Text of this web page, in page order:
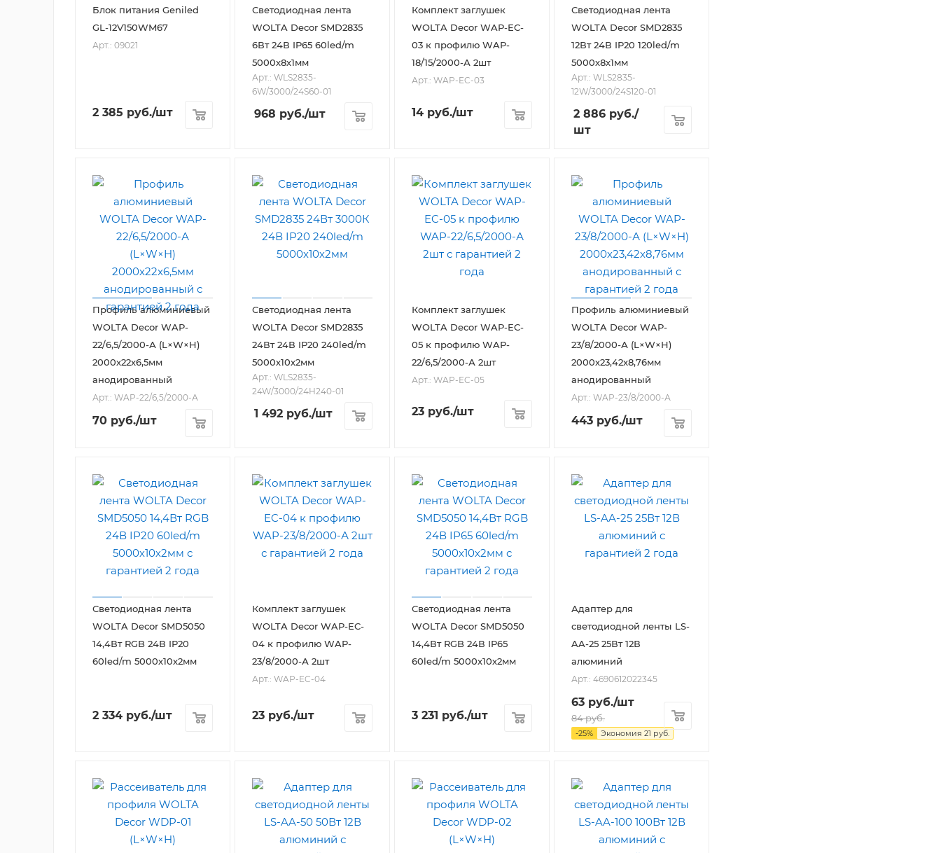
Блок питания Geniled
GL-12V150WM67
Арт.: 09021
2 385 руб./шт
Светодиодная лента
WOLTA Decor SMD2835
6Вт 24В IP65 60led/m
5000х8х1мм
Арт.: WLS2835-
6W/3000/24S60-01
968 руб./шт
Комплект заглушек
WOLTA Decor WAP-EC-
03 к профилю WAP-
18/15/2000-А 2шт
Арт.: WAP-EC-03
14 руб./шт
Светодиодная лента
WOLTA Decor SMD2835
12Вт 24В IP20 120led/m
5000х8х1мм
Арт.: WLS2835-
12W/3000/24S120-01
2 886 руб./
шт
Профиль алюминиевый
WOLTA Decor WAP-
22/6,5/2000-А (L×W×H)
2000х22х6,5мм
анодированный
Арт.: WAP-22/6,5/2000-А
70 руб./шт
Светодиодная лента
WOLTA Decor SMD2835
24Вт 24В IP20 240led/m
5000х10х2мм
Арт.: WLS2835-
24W/3000/24H240-01
1 492 руб./шт
Комплект заглушек
WOLTA Decor WAP-EC-
05 к профилю WAP-
22/6,5/2000-А 2шт
Арт.: WAP-EC-05
23 руб./шт
Профиль алюминиевый
WOLTA Decor WAP-
23/8/2000-А (L×W×H)
2000х23,42х8,76мм
анодированный
Арт.: WAP-23/8/2000-А
443 руб./шт
Светодиодная лента
WOLTA Decor SMD5050
14,4Вт RGB 24В IP20
60led/m 5000х10х2мм
2 334 руб./шт
Комплект заглушек
WOLTA Decor WAP-EC-
04 к профилю WAP-
23/8/2000-А 2шт
Арт.: WAP-EC-04
23 руб./шт
Светодиодная лента
WOLTA Decor SMD5050
14,4Вт RGB 24В IP65
60led/m 5000х10х2мм
3 231 руб./шт
Адаптер для
светодиодной ленты LS-
AA-25 25Вт 12В
алюминий
Арт.: 4690612022345
63 руб./шт
84руб.
-25% Экономия 21 руб.